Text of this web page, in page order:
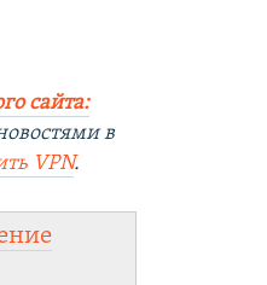
сайта:
в
VPN.